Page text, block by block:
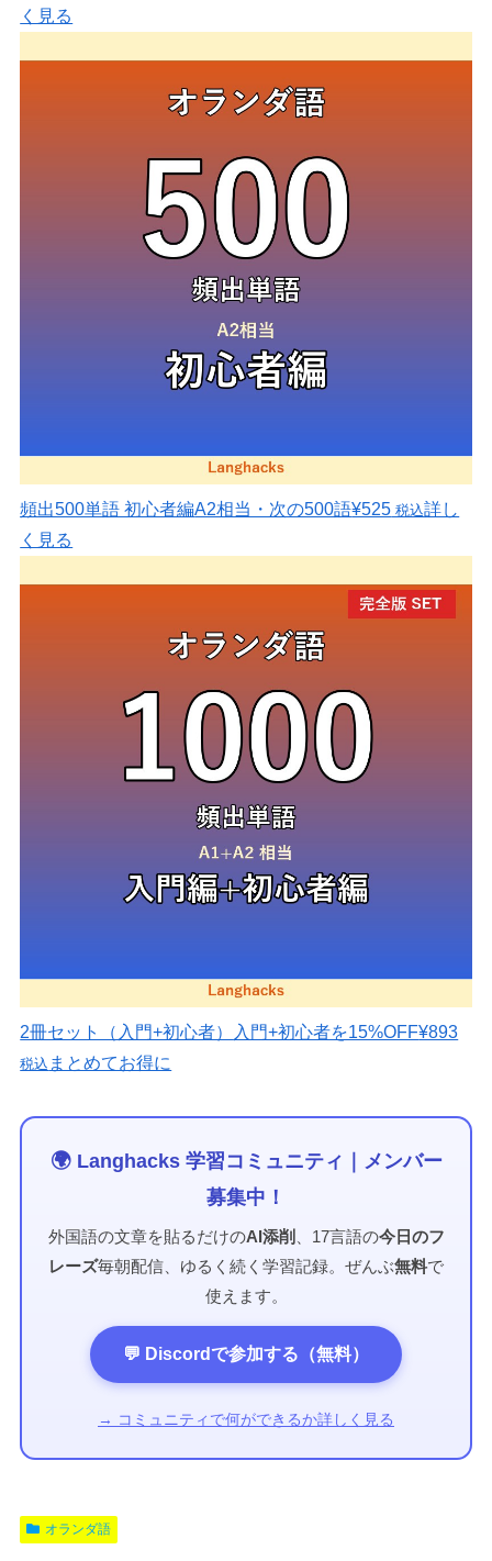
く見る
頻出500単語 初心者編A2相当・次の500語¥525 税込詳し
く見る
2冊セット（入門+初心者） 入門+初心者を15%OFF¥893
税込 まとめてお得に
🌍 Langhacks 学習コミュニティ｜メンバー
募集中！
外国語の文章を貼るだけのAI添削 、17言語の今日のフ
レーズ毎朝配信、ゆるく続く学習記録。ぜんぶ無料で
使えます。
💬 Discordで参加する（無料）
→ コミュニティで何ができるか詳しく見る
オランダ語